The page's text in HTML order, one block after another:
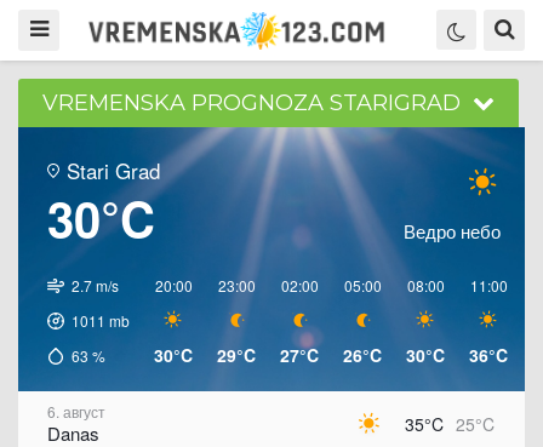
VREMENSKA PROGNOZA STARIGRAD
Stari Grad
30°C Ведро небо
2.7 m/s
1011 mb
63 %
20:00
30°C
23:00
29°C
02:00
27°C
05:00
26°C
08:00
30°C
11:00
36°C
6. август
Danas 35°C 25°C